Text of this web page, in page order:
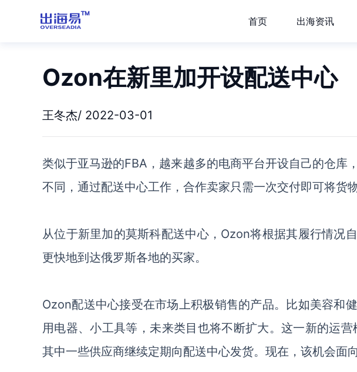
首页 出海资讯
Ozon在新里加开设配送中心
王冬杰/ 2022-03-01
类似于亚马逊的FBA，越来越多的电商平台开设自己的仓库
不同，通过配送中心工作 ， 合作卖家只需一次交付即可将货
从位于新里加的莫斯科配送中心， Ozon将根据其履行情况
更快地到达俄罗斯各地的买家。
Ozon配送中心接受在市场上积极销售的产品。 比如美容和
用电器、小工具等 ，未来类目也将不断扩大。这一新的运营
其中一些供应商继续定期向配送中心发货。 现在，该机会面向